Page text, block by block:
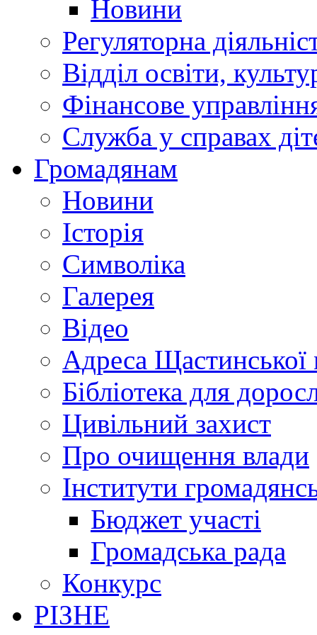
Новини
Регуляторна
Відділ освіти,
Фінансове
Служба у справах
Громадянам
Новини
Історія
Символіка
Галерея
Відео
Адреса Щастинської
Бібліотека для
Цивільний захист
Про очищення влади
Інститути
Бюджет участі
Громадська рада
Конкурс
РІЗНЕ